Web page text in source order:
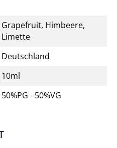
Grapefruit, Himbeere,
Limette
Deutschland
10ml
50%PG - 50%VG